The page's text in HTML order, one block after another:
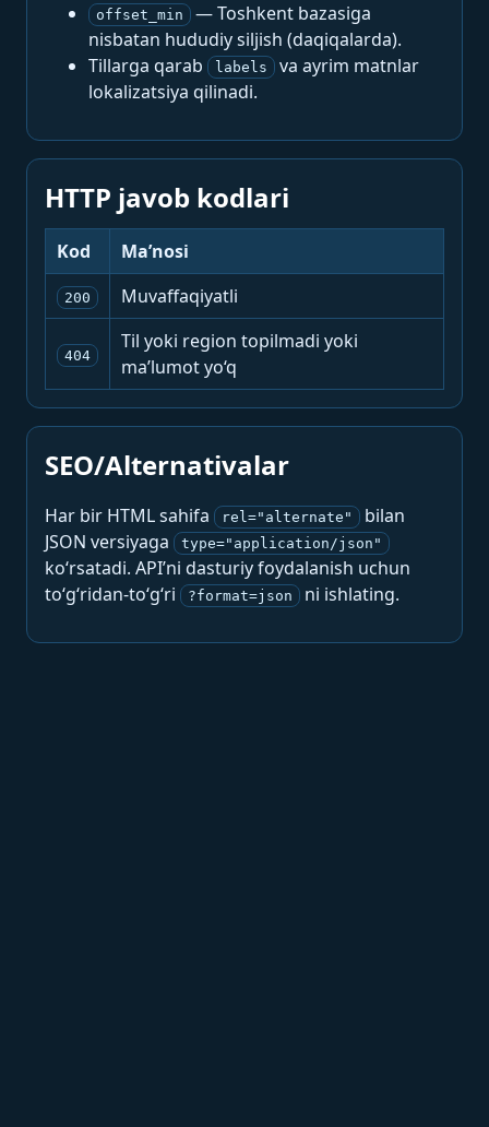
offset_min
— Toshkent bazasiga
nisbatan hududiy siljish (daqiqalarda).
Tillarga qarab
labels
va ayrim matnlar
lokalizatsiya qilinadi.
HTTP javob kodlari
Kod Ma’nosi
200 Muvaffaqiyatli
404
Til yoki region topilmadi yoki
ma’lumot yo‘q
SEO/Alternativalar
Har bir HTML sahifa rel="alternate"
bilan
JSON versiyaga
type="application/json"
ko‘rsatadi. API’ni dasturiy foydalanish uchun
to‘g‘ridan-to‘g‘ri
?format=json ni ishlating.